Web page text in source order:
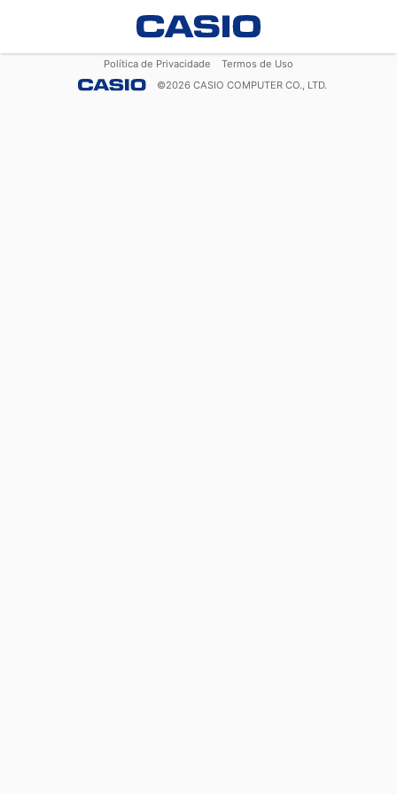
Política de Privacidade
Termos de Uso
©2026 CASIO COMPUTER CO., LTD.